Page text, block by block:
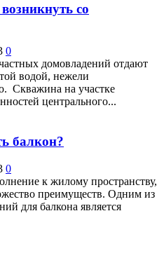
со
0
домовладений отдают
водой, нежели
Скважина на участке
центрального...
балкон?
0
к жилому пространству,
преимуществ. Одним из
для балкона является